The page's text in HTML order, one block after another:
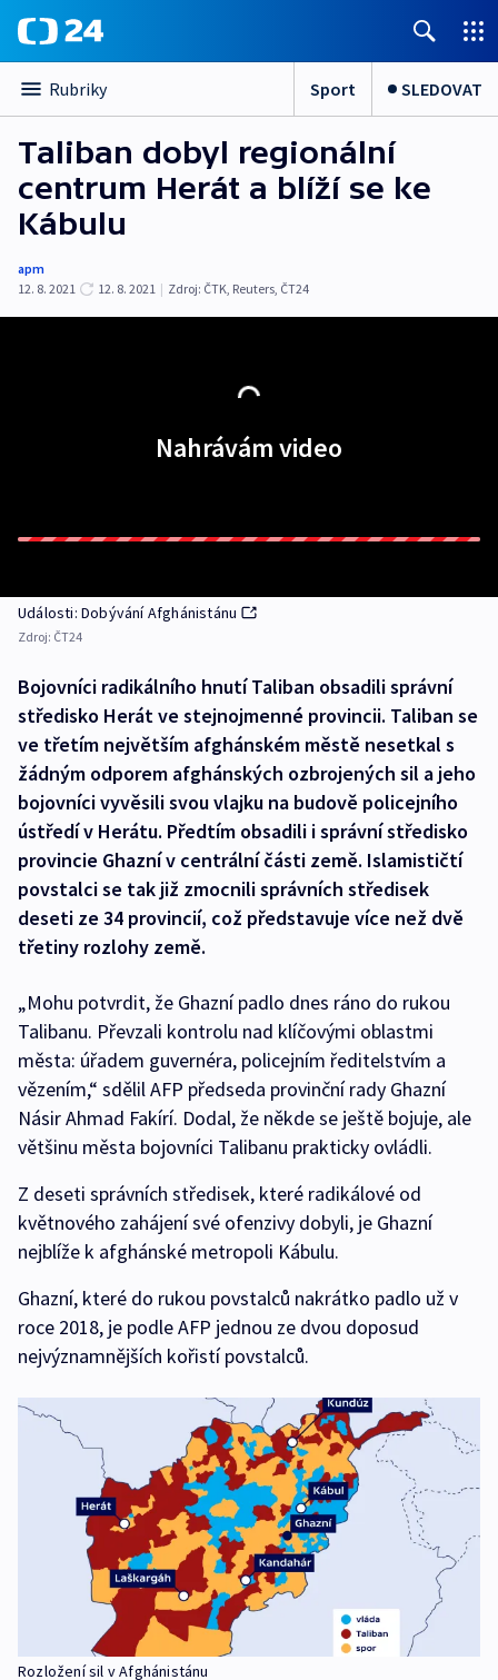
Rubriky Sport SLEDOVAT
Taliban dobyl regionální
centrum Herát a blíží se ke
Kábulu
apm
12. 8. 2021
12. 8. 2021 | Zdroj: ČTK, Reuters, ČT24
Nahrávám video
Události: Dobývání Afghánistánu
Zdroj: ČT24
Bojovníci radikálního hnutí Taliban obsadili správní
středisko Herát ve stejnojmenné provincii. Taliban se
ve třetím největším afghánském městě nesetkal s
žádným odporem afghánských ozbrojených sil a jeho
bojovníci vyvěsili svou vlajku na budově policejního
ústředí v Herátu. Předtím obsadili i správní středisko
provincie Ghazní v centrální části země. Islamističtí
povstalci se tak již zmocnili správních středisek
deseti ze 34 provincií, což představuje více než dvě
třetiny rozlohy země.
„Mohu potvrdit, že Ghazní padlo dnes ráno do rukou
Talibanu. Převzali kontrolu nad klíčovými oblastmi
města: úřadem guvernéra, policejním ředitelstvím a
vězením,“ sdělil AFP předseda provinční rady Ghazní
Násir Ahmad Fakírí. Dodal, že někde se ještě bojuje, ale
většinu města bojovníci Talibanu prakticky ovládli.
Z deseti správních středisek, které radikálové od
květnového zahájení své ofenzivy dobyli, je Ghazní
nejblíže k afghánské metropoli Kábulu.
Ghazní, které do rukou povstalců nakrátko padlo už v
roce 2018, je podle AFP jednou ze dvou doposud
nejvýznamnějších kořistí povstalců.
Rozložení sil v Afghánistánu